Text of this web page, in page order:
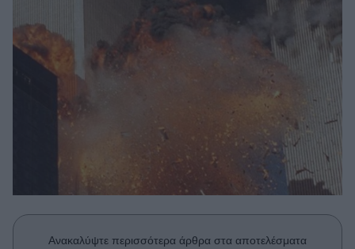
Woman Power
Working Girl
Πρόσωπα
Συνεντεύξεις
Ανακαλύψτε περισσότερα άρθρα στα αποτελέσματα